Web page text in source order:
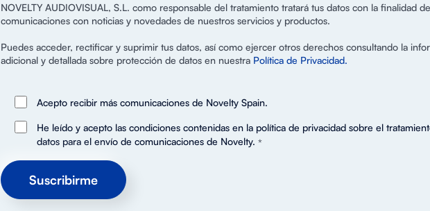
NOVELTY AUDIOVISUAL, S.L. como responsable del tratamiento tratará tus datos con la finalidad
comunicaciones con noticias y novedades de nuestros servicios y productos.
Puedes acceder, rectificar y suprimir tus datos, así como ejercer otros derechos consultando la
adicional y detallada sobre protección de datos en nuestra Política de Privacidad.
Acepto recibir más comunicaciones de Novelty Spain.
He leído y acepto las condiciones contenidas en la política de privacidad sobre el
datos para el envío de comunicaciones de Novelty. *